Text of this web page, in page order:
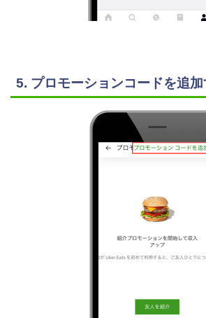
5. プロモーションコードを追加